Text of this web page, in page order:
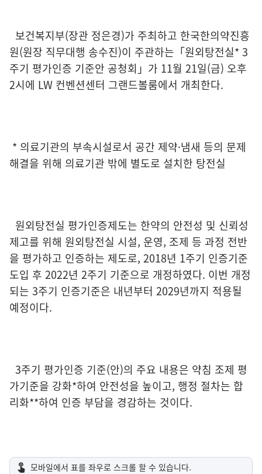
보건복지부(장관 정은경)가 주최하고 한국한의약진흥
원(원장 직무대행 송수진)이 주관하는「원외탕전실* 3
주기 평가인증 기준안 공청회」가 11월 21일(금) 오후
2시에 LW 컨벤션센터 그랜드볼룸에서 개최한다.
* 의료기관의 부속시설로서 공간 제약·냄새 등의 문제
해결을 위해 의료기관 밖에 별도로 설치한 탕전실
원외탕전실 평가인증제도는 한약의 안전성 및 신뢰성
제고를 위해 원외탕전실 시설, 운영, 조제 등 과정 전반
을 평가하고 인증하는 제도로, 2018년 1주기 인증기준
도입 후 2022년 2주기 기준으로 개정하였다. 이번 개정
되는 3주기 인증기준은 내년부터 2029년까지 적용될
예정이다.
3주기 평가인증 기준(안)의 주요 내용은 약침 조제 평
가기준을 강화*하여 안전성을 높이고, 행정 절차는 합
리화**하여 인증 부담을 경감하는 것이다.